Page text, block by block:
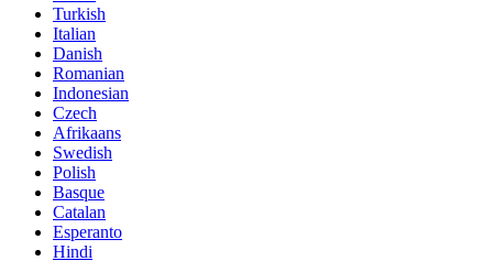
Turkish
Italian
Danish
Romanian
Indonesian
Czech
Afrikaans
Swedish
Polish
Basque
Catalan
Esperanto
Hindi